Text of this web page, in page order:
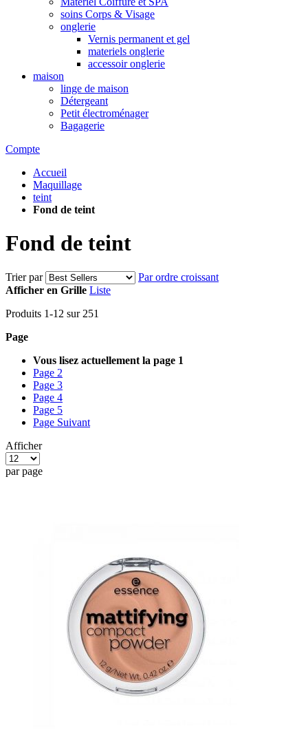
soins Corps & Visage
onglerie
Vernis permanent et gel
materiels onglerie
accessoir onglerie
maison
linge de maison
Détergeant
Petit électroménager
Bagagerie
Compte
Accueil
Maquillage
teint
Fond de teint
Fond de teint
Trier par
Par ordre croissant
Afficher en Grille Liste
Produits 1-12 sur 251
Page
Vous lisez actuellement la page 1
Page 2
Page 3
Page 4
Page 5
Page Suivant
Afficher
par page